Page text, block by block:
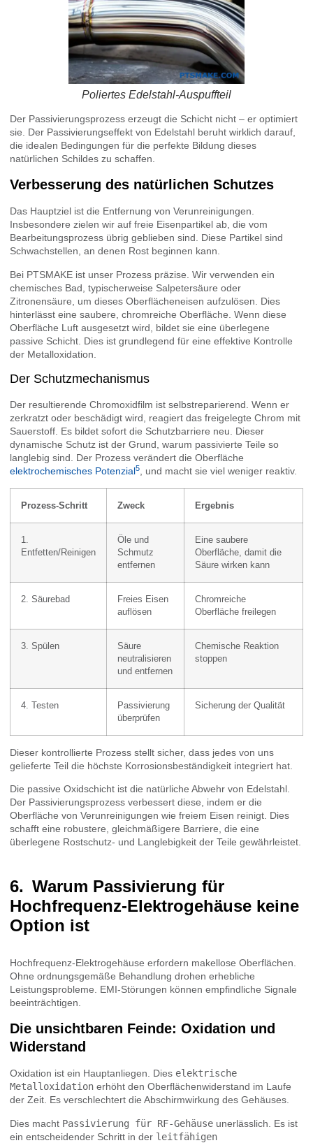
Poliertes Edelstahl-Auspuffteil
Der Passivierungsprozess erzeugt die Schicht nicht – er optimiert
sie. Der Passivierungseffekt von Edelstahl beruht wirklich darauf,
die idealen Bedingungen für die perfekte Bildung dieses
natürlichen Schildes zu schaffen.
Verbesserung des natürlichen Schutzes
Das Hauptziel ist die Entfernung von Verunreinigungen.
Insbesondere zielen wir auf freie Eisenpartikel ab, die vom
Bearbeitungsprozess übrig geblieben sind. Diese Partikel sind
Schwachstellen, an denen Rost beginnen kann.
Bei PTSMAKE ist unser Prozess präzise. Wir verwenden ein
chemisches Bad, typischerweise Salpetersäure oder
Zitronensäure, um dieses Oberflächeneisen aufzulösen. Dies
hinterlässt eine saubere, chromreiche Oberfläche. Wenn diese
Oberfläche Luft ausgesetzt wird, bildet sie eine überlegene
passive Schicht. Dies ist grundlegend für eine effektive Kontrolle
der Metalloxidation.
Der Schutzmechanismus
Der resultierende Chromoxidfilm ist selbstreparierend. Wenn er
zerkratzt oder beschädigt wird, reagiert das freigelegte Chrom mit
Sauerstoff. Es bildet sofort die Schutzbarriere neu. Dieser
dynamische Schutz ist der Grund, warum passivierte Teile so
langlebig sind. Der Prozess verändert die Oberfläche
elektrochemisches Potenzial5 , und macht sie viel weniger reaktiv.
Prozess-Schritt Zweck Ergebnis
1.
Entfetten/Reinigen
Öle und
Schmutz
entfernen
Eine saubere
Oberfläche, damit die
Säure wirken kann
2. Säurebad
Freies Eisen
auflösen
Chromreiche
Oberfläche freilegen
3. Spülen
Säure
neutralisieren
und entfernen
Chemische Reaktion
stoppen
4. Testen
Passivierung
überprüfen
Sicherung der Qualität
Dieser kontrollierte Prozess stellt sicher, dass jedes von uns
gelieferte Teil die höchste Korrosionsbeständigkeit integriert hat.
Die passive Oxidschicht ist die natürliche Abwehr von Edelstahl.
Der Passivierungsprozess verbessert diese, indem er die
Oberfläche von Verunreinigungen wie freiem Eisen reinigt. Dies
schafft eine robustere, gleichmäßigere Barriere, die eine
überlegene Rostschutz- und Langlebigkeit der Teile gewährleistet.
Warum Passivierung für
Hochfrequenz-Elektrogehäuse keine
Option ist
Hochfrequenz-Elektrogehäuse erfordern makellose Oberflächen.
Ohne ordnungsgemäße Behandlung drohen erhebliche
Leistungsprobleme. EMI-Störungen können empfindliche Signale
beeinträchtigen.
Die unsichtbaren Feinde: Oxidation und
Widerstand
Oxidation ist ein Hauptanliegen. Dies elektrische
Metalloxidation erhöht den Oberflächenwiderstand im Laufe
der Zeit. Es verschlechtert die Abschirmwirkung des Gehäuses.
Dies macht Passivierung für RF-Gehäuse unerlässlich. Es ist
ein entscheidender Schritt in der leitfähigen